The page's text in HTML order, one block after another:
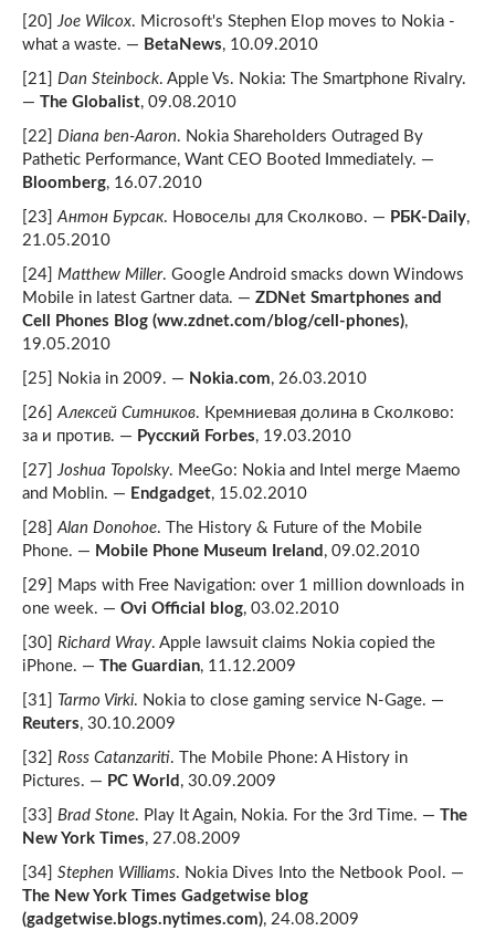
[20]Joe Wilcox. Microsoft's Stephen Elop moves to Nokia -
what a waste. — BetaNews, 10.09.2010
[21] Dan Steinbock. Apple Vs. Nokia: The Smartphone Rivalry.
— The Globalist, 09.08.2010
[22] Diana ben-Aaron. Nokia Shareholders Outraged By
Pathetic Performance, Want CEO Booted Immediately. —
Bloomberg, 16.07.2010
[23]Антон Бурсак. Новоселы для Сколково. — РБК-Daily,
21.05.2010
[24] Matthew Miller. Google Android smacks down Windows
Mobile in latest Gartner data. — ZDNet Smartphones and
Cell Phones Blog (ww.zdnet.com/blog/cell-phones),
19.05.2010
[25] Nokia in 2009. — Nokia.com, 26.03.2010
[26]Алексей Ситников. Кремниевая долина в Сколково:
за и против. — Русский Forbes, 19.03.2010
[27]Joshua Topolsky. MeeGo: Nokia and Intel merge Maemo
and Moblin. — Endgadget, 15.02.2010
[28]Alan Donohoe. The History & Future of the Mobile
Phone. — Mobile Phone Museum Ireland , 09.02.2010
[29] Maps with Free Navigation: over 1 million downloads in
one week. — Ovi Official blog, 03.02.2010
[30] Richard Wray. Apple lawsuit claims Nokia copied the
iPhone. — The Guardian, 11.12.2009
[31] Tarmo Virki. Nokia to close gaming service N-Gage. —
Reuters, 30.10.2009
[32] Ross Catanzariti. The Mobile Phone: A History in
Pictures. — PC World , 30.09.2009
[33] Brad Stone. Play It Again, Nokia. For the 3rd Time. — The
New York Times, 27.08.2009
[34] Stephen Williams. Nokia Dives Into the Netbook Pool. —
The New York Times Gadgetwise blog
(gadgetwise.blogs.nytimes.com), 24.08.2009